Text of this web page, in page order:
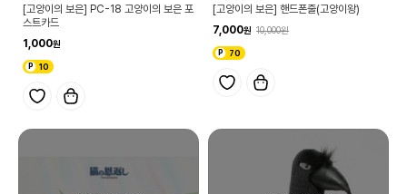
[고양이의 보은] PC-18 고양이의 보은 포
스트카드
1,000
10
[고양이의 보은] 핸드폰줄(고양이왕)
7,000
10,000
70